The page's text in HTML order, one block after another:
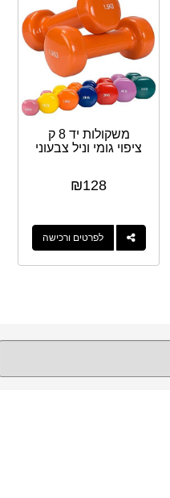
משקולות יד 8 ק
ציפוי גומי וניל צבעוני
₪128
לפרטים ורכישה